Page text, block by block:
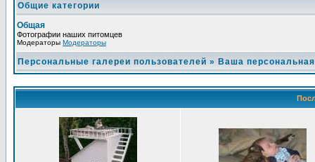
Общие категории
Общая
Фотографии наших питомцев
Модераторы Модераторы
Персональные галереи пользователей » Ваша